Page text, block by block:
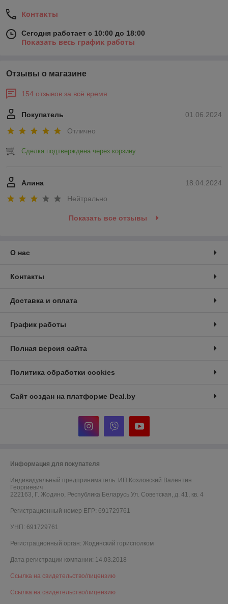
Контакты
Сегодня работает с 10:00 до 18:00
Показать весь график работы
Отзывы о магазине
154 отзывов за всё время
01.06.2024
Покупатель
Отлично
Сделка подтверждена через корзину
18.04.2024
Алина
Нейтрально
Показать все отзывы
О нас
Контакты
Доставка и оплата
График работы
Полная версия сайта
Политика обработки cookies
Сайт создан на платформе Deal.by
Информация для покупателя
Индивидуальный предприниматель: ИП Козловский Валентин
Георгиевич
222163, Г. Жодино, Республика Беларусь Ул. Советская, д. 41, кв. 4
Регистрационный номер ЕГР: 691729761
УНП: 691729761
Регистрационный орган: Жодинский горисполком
Дата регистрации компании: 14.03.2018
Ссылка на свидетельство/лицензию
Ссылка на свидетельство/лицензию